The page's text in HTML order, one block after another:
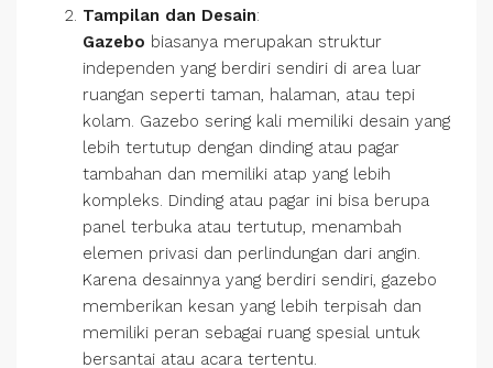
Tampilan dan Desain:
Gazebo biasanya merupakan struktur
independen yang berdiri sendiri di area luar
ruangan seperti taman, halaman, atau tepi
kolam. Gazebo sering kali memiliki desain yang
lebih tertutup dengan dinding atau pagar
tambahan dan memiliki atap yang lebih
kompleks. Dinding atau pagar ini bisa berupa
panel terbuka atau tertutup, menambah
elemen privasi dan perlindungan dari angin.
Karena desainnya yang berdiri sendiri, gazebo
memberikan kesan yang lebih terpisah dan
memiliki peran sebagai ruang spesial untuk
bersantai atau acara tertentu.